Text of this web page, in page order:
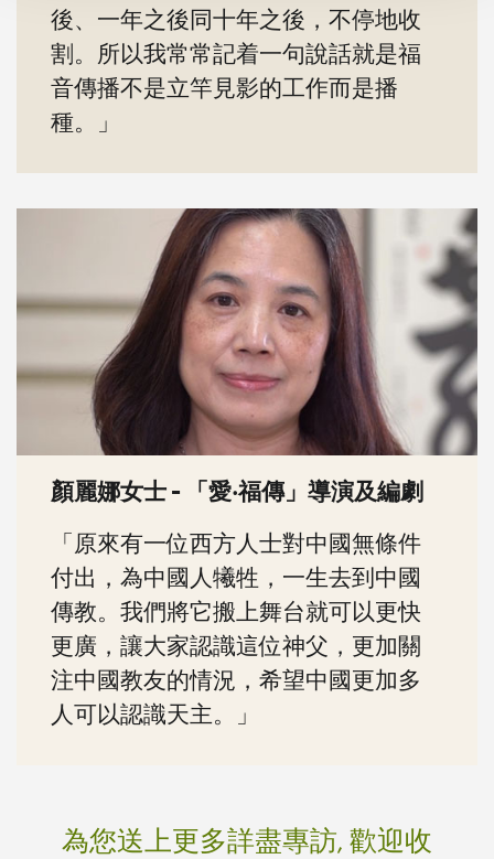
後、一年之後同十年之後，不停地收
割。所以我常常記着一句說話就是福
音傳播不是立竿見影的工作而是播
種。」
顏麗娜女士 - 「愛‧福傳」導演及編劇
「原來有一位西方人士對中國無條件
付出，為中國人犧牲，一生去到中國
傳教。我們將它搬上舞台就可以更快
更廣，讓大家認識這位神父，更加關
注中國教友的情況，希望中國更加多
人可以認識天主。」
為您送上更多詳盡專訪, 歡迎收